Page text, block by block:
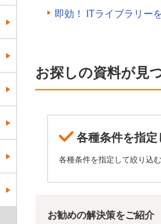
即効！ ITライブラリー
お探しの資料が見
各種条件を指
各種条件を指定して絞り込
お勧めの解決策をご紹介